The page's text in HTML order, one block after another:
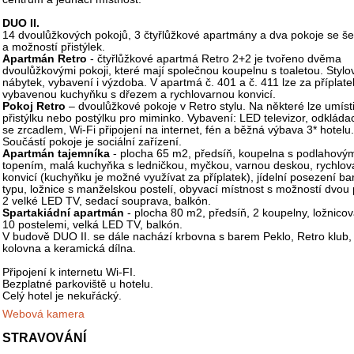
DUO II.
14 dvoulůžkových pokojů, 3 čtyřlůžkové apartmány a dva pokoje se
a možností přistýlek.
Apartmán Retro - čtyřlůžkové apartmá Retro 2+2 je tvořeno dvěma
dvoulůžkovými pokoji, které mají společnou koupelnu s toaletou.
nábytek, vybavení i výzdoba. V apartmá č. 401 a č. 411 lze za
vybavenou kuchyňku s dřezem a rychlovarnou konvicí.
Pokoj Retro – dvoulůžkové pokoje v Retro stylu. Na některé lze
přistýlku nebo postýlku pro miminko. Vybavení: LED televizor,
se zrcadlem, Wi-Fi připojení na internet, fén a běžná výbava 3* hotelu.
Součástí pokoje je sociální zařízení.
Apartmán tajemníka - plocha 65 m2, předsíň, koupelna s
topením, malá kuchyňka s ledničkou, myčkou, varnou deskou,
konvicí (kuchyňku je možné využívat za příplatek), jídelní posezení
typu, ložnice s manželskou postelí, obyvací místnost s možností dvou
2 velké LED TV, sedací souprava, balkón.
Spartakiádní apartmán - plocha 80 m2, předsíň, 2 koupelny,
10 postelemi, velká LED TV, balkón.
V budově DUO II. se dále nachází krbovna s barem Peklo, Retro
kolovna a keramická dílna.
Připojení k internetu Wi-FI.
Bezplatné parkoviště u hotelu.
Celý hotel je nekuřácký.
Webová kamera
STRAVOVÁNÍ